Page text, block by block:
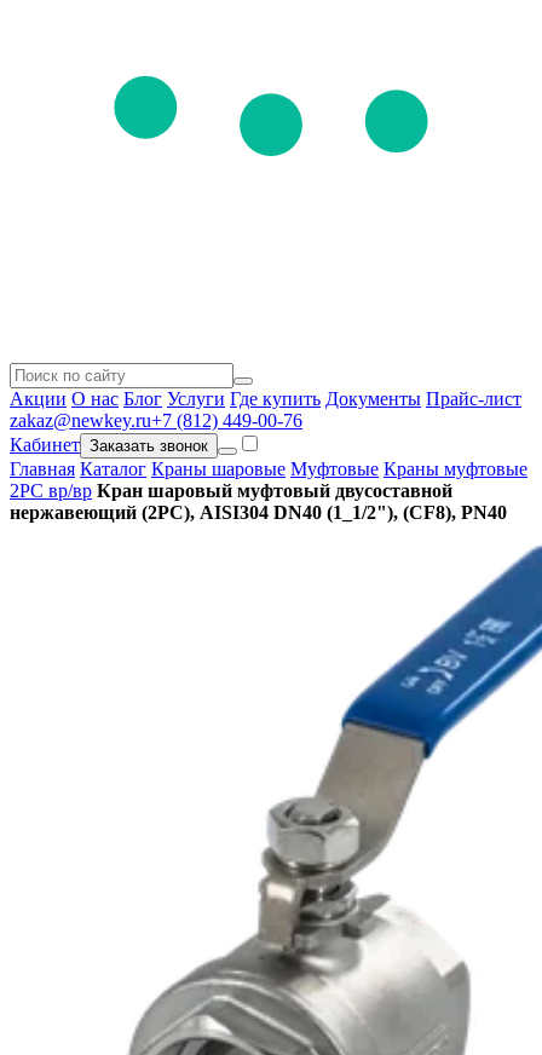
Акции О нас Блог Услуги Где купить Документы Прайс-лист
zakaz@newkey.ru+7 (812) 449-00-76
Кабинет Заказать звонок
Главная Каталог Краны шаровые Муфтовые Краны муфтовые
2PC вр/вр Кран шаровый муфтовый двусоставной
нержавеющий (2PC), AISI304 DN40 (1_1/2"), (CF8), PN40